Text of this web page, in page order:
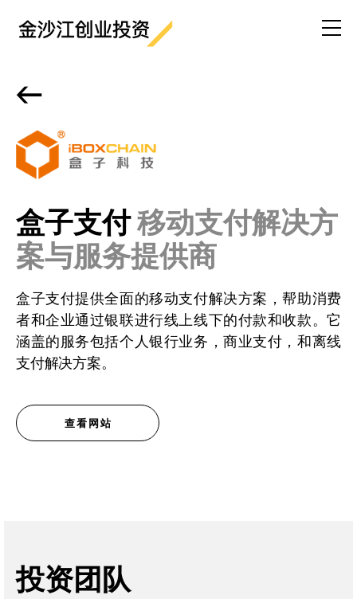
<-
盒子支付移动支付解决方
案与服务提供商
盒子支付提供全面的移动支付解决方案，帮助消费
者和企业通过银联进行线上线下的付款和收款。它
涵盖的服务包括个人银行业务，商业支付，和离线
支付解决方案。
查看网站
投资团队